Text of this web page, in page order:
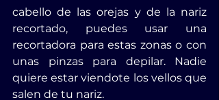
cabello de las orejas y de la nariz
recortado, puedes usar una
recortadora para estas zonas o con
unas pinzas para depilar. Nadie
quiere estar viendote los vellos que
salen de tu nariz.